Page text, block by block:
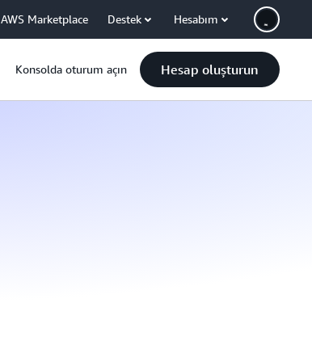
AWS Marketplace Destek Hesabım
Konsolda oturum açın Hesap oluşturun